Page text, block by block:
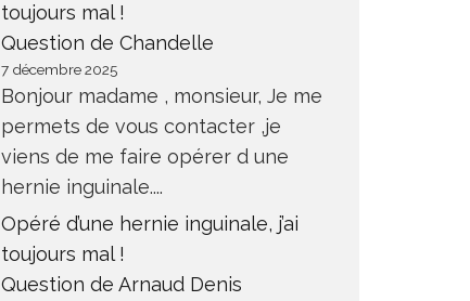
toujours mal !
Question de Chandelle
7 décembre 2025
Bonjour madame , monsieur, Je me
permets de vous contacter ,je
viens de me faire opérer d une
hernie inguinale....
Opéré d’une hernie inguinale, j’ai
toujours mal !
Question de Arnaud Denis